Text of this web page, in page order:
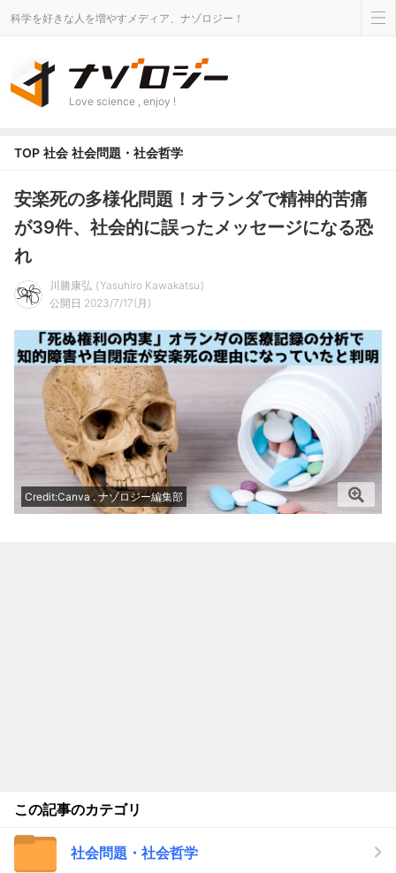
科学を好きな人を増やすメディア、ナゾロジー！
Love science , enjoy !
TOP 社会 社会問題・社会哲学
安楽死の多様化問題！オランダで精神的苦痛
が39件、社会的に誤ったメッセージになる恐
れ
川勝康弘
Yasuhiro Kawakatsu
公開日 2023/7/17(月)
Credit:Canva . ナゾロジー編集部
この記事のカテゴリ
社会問題・社会哲学